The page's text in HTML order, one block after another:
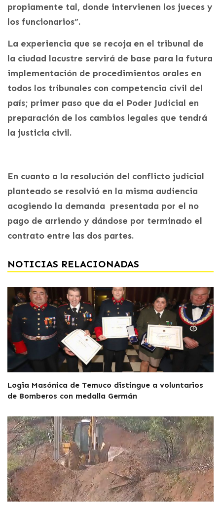
propiamente tal, donde intervienen los jueces y
los funcionarios”.
La experiencia que se recoja en el tribunal de
la ciudad lacustre servirá de base para la futura
implementación de procedimientos orales en
todos los tribunales con competencia civil del
país; primer paso que da el Poder Judicial en
preparación de los cambios legales que tendrá
la justicia civil.
En cuanto a la resolución del conflicto judicial
planteado se resolvió en la misma audiencia
acogiendo la demanda presentada por el no
pago de arriendo y dándose por terminado el
contrato entre las dos partes.
NOTICIAS RELACIONADAS
Logia Masónica de Temuco distingue a voluntarios
de Bomberos con medalla Germán